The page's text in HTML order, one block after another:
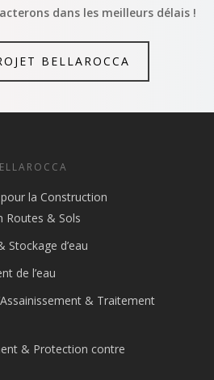
dans les meilleurs délais !
BELLAROCCA
la Construction
Routes & Sols
Stockage d’eau
de l’eau
& Traitement
& Protection contre